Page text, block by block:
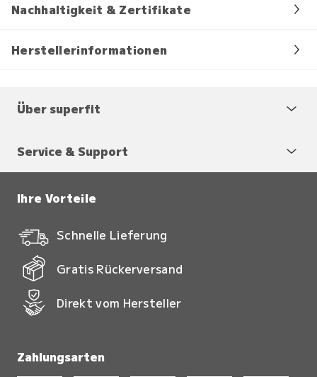
Nachhaltigkeit & Zertifikate
Herstellerinformationen
Über superfit
Service & Support
Ihre Vorteile
Schnelle Lieferung
Gratis Rückerversand
Direkt vom Hersteller
Zahlungsarten